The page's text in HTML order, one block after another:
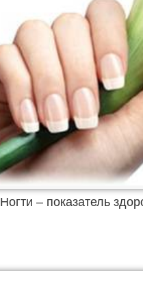
Ногти – показатель